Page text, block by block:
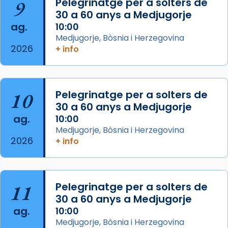
Photo
View on Facebook ·
de Barcelona.
Aquest dilluns, 27 de juliol, ha tingut lloc la
missa d’acció de gràcies en agraïment al
comitè organitzador de la visita apostòlica
del Sant Pare Lleó XIV a Barcelona, i als
col·laboradors, a la Catedral de Barcelona.
L’arquebisbe de Barcelona, el cardenal Joan
Josep Omella, ha presidit la missa i l’ha
concelebrat el bisbe auxiliar de Barcelona,
Mons. David Abadías.
📸 Dr. G. Simón
9
ag.
2026
30 a 60 anys a Medjugorje
10:00
Medjugorje, Bòsnia i Herzegovina
+ info
10
ag.
2026
Pelegrinatge per a solters de
30 a 60 anys a Medjugorje
10:00
Medjugorje, Bòsnia i Herzegovina
+ info
11
ag.
Pelegrinatge per a solters de
30 a 60 anys a Medjugorje
10:00
Medjugorje, Bòsnia i Herzegovina